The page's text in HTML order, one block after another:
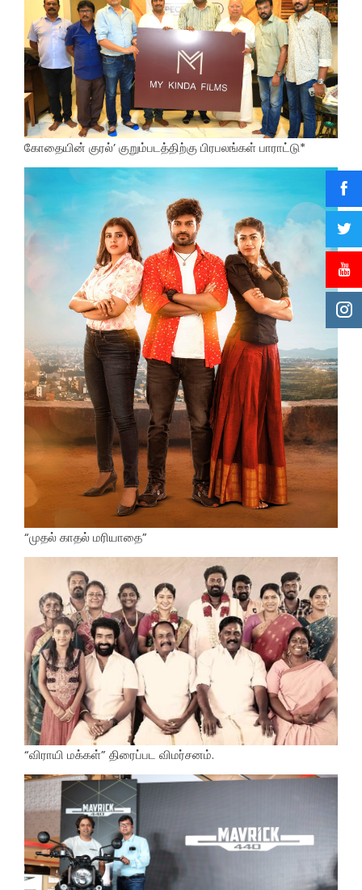
கோதையின் குரல்’ குறும்படத்திற்கு பிரபலங்கள் பாராட்டு*
“முதல் காதல் மரியாதை”
“விராயி மக்கள்” திரைப்பட விமர்சனம்.